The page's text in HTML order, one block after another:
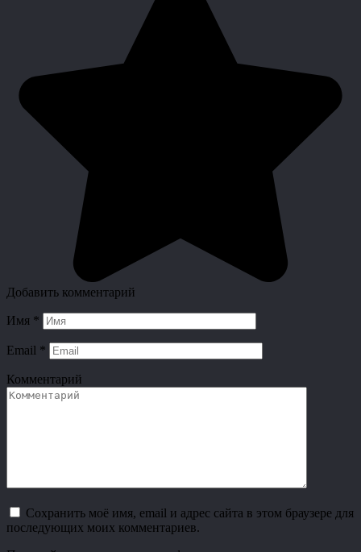
Добавить комментарий
Имя *
Email *
Комментарий
Сохранить моё имя, email и адрес сайта в этом браузере для
последующих моих комментариев.